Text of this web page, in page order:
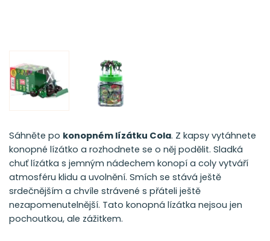
Sáhněte po konopném lízátku Cola. Z kapsy vytáhnete
konopné lízátko a rozhodnete se o něj podělit. Sladká
chuť lízátka s jemným nádechem konopí a coly vytváří
atmosféru klidu a uvolnění. Smích se stává ještě
srdečnějším a chvíle strávené s přáteli ještě
nezapomenutelnější. Tato konopná lízátka nejsou jen
pochoutkou, ale zážitkem.